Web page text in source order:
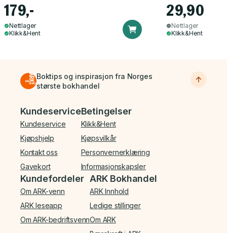
179,-
Nettlager
Klikk&Hent
29,90
Nettlager
Klikk&Hent
Boktips og inspirasjon fra Norges
største bokhandel
Bunnmeny
Kundeservice
Kundeservice
Kjøpshjelp
Kontakt oss
Gavekort
Betingelser
Klikk&Hent
Kjøpsvilkår
Personvernerklæring
Informasjonskapsler
Kundefordeler
Om ARK-venn
ARK leseapp
Om ARK-bedriftsvenn
ARK Bokhandel
ARK Innhold
Ledige stillinger
Om ARK